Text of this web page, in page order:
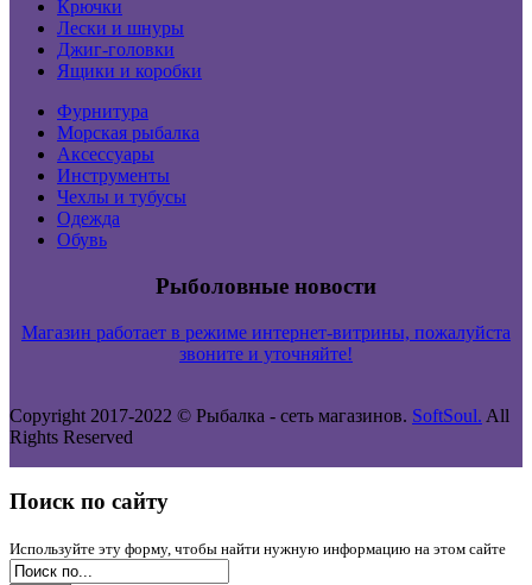
Крючки
Лески и шнуры
Джиг-головки
Ящики и коробки
Фурнитура
Морская рыбалка
Аксессуары
Инструменты
Чехлы и тубусы
Одежда
Обувь
Рыболовные новости
Магазин работает в режиме интернет-витрины, пожалуйста
звоните и уточняйте!
Copyright 2017-2022 © Рыбалка - сеть магазинов. SoftSoul. All
Rights Reserved
Поиск по сайту
Используйте эту форму, чтобы найти нужную информацию на этом сайте